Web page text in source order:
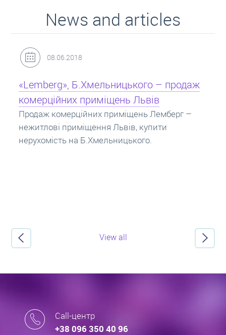
News and articles
31.05.2018
Кредит під заставу нерухомості: іпотека
Іпотека на квартиру – кредит на житло під
заставу нерухомості. Купити в іпотеку – що
потрібно знати? Консультація від Експертів
про іпотечні кредити.
View all
Call-центр
+38 096 350 40 96